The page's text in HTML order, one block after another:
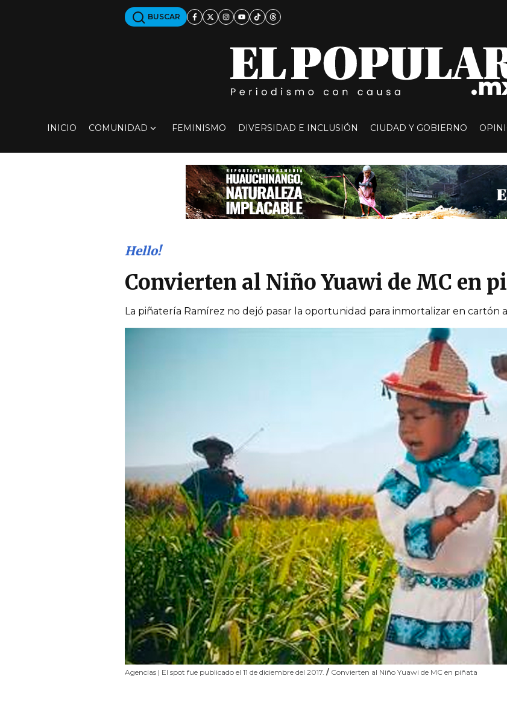
BUSCAR
INICIO COMUNIDAD FEMINISMO DIVERSIDAD E INCLUSIÓN CIUDAD Y GOBIERNO
Agencias | El spot fue publicado el 11 de diciembre del 2017. / Convierten al Niño Yuawi de MC en piñata
Hello!
Convierten al Niño Yuawi de MC en
La piñatería Ramírez no dejó pasar la oportunidad para inmortalizar en cartón